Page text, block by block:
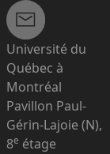
Université du
Québec à
Montréal
Pavillon Paul-
Gérin-Lajoie (N),
8e étage